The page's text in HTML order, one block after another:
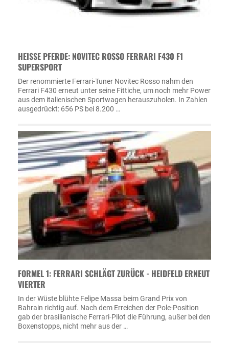
HEISSE PFERDE: NOVITEC ROSSO FERRARI F430 F1 S
UPERSPORT
Der renommierte Ferrari-Tuner Novitec Rosso nahm den
Ferrari F430 erneut unter seine Fittiche, um noch mehr Power
aus dem italienischen Sportwagen herauszuholen. In Zahlen
ausgedrückt: 656 PS bei 8.200 …
FORMEL 1: FERRARI SCHLÄGT ZURÜCK - HEIDFELD ERNEUT
VIERTER
In der Wüste blühte Felipe Massa beim Grand Prix von
Bahrain richtig auf. Nach dem Erreichen der Pole-Position
gab der brasilianische Ferrari-Pilot die Führung, außer bei den
Boxenstopps, nicht mehr aus der …